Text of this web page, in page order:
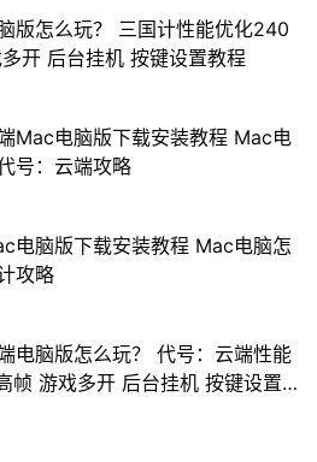
版怎么玩？ 三国计性能优化240
开 后台挂机 按键设置教程
Mac电脑版下载安装教程 Mac电
号：云端攻略
电脑版下载安装教程 Mac电脑怎
攻略
电脑版怎么玩？ 代号：云端性能
帧 游戏多开 后台挂机 按键设置